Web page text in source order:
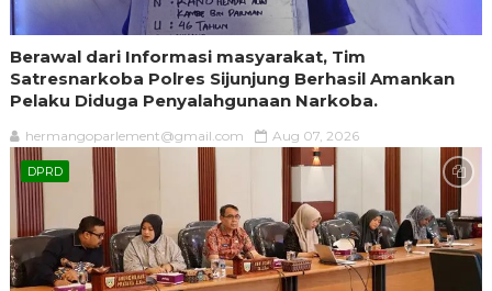
Berawal dari Informasi masyarakat, Tim
Satresnarkoba Polres Sijunjung Berhasil Amankan
Pelaku Diduga Penyalahgunaan Narkoba.
hermangoparlement@gmail.com Aug 07, 2026
DPRD